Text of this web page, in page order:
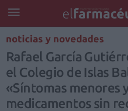
REGÍSTRATE
noticias y novedades
Rafael García
el Colegio de Islas
«Síntomas menores
medicamentos sin